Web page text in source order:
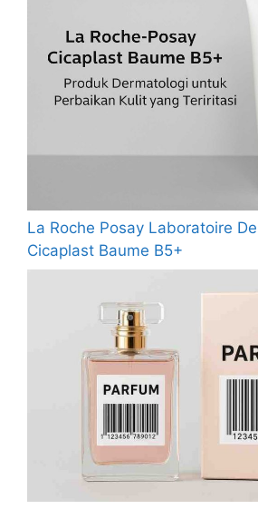
La Roche Posay Laboratoire
Cicaplast Baume B5+